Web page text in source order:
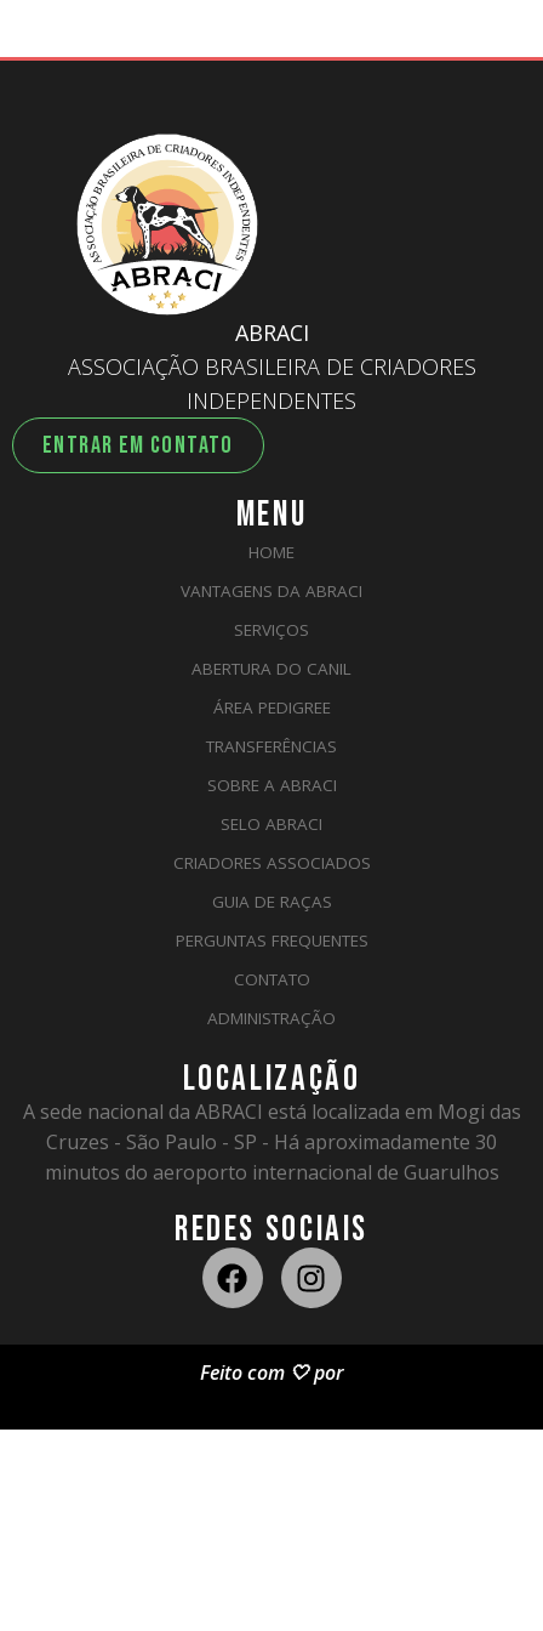
ABRACI
ASSOCIAÇÃO BRASILEIRA DE CRIADORES
INDEPENDENTES
ENTRAR EM CONTATO
MENU
HOME
VANTAGENS DA ABRACI
SERVIÇOS
ABERTURA DO CANIL
ÁREA PEDIGREE
TRANSFERÊNCIAS
SOBRE A ABRACI
SELO ABRACI
CRIADORES ASSOCIADOS
GUIA DE RAÇAS
PERGUNTAS FREQUENTES
CONTATO
ADMINISTRAÇÃO
LOCALIZAÇÃO
A sede nacional da ABRACI está localizada em Mogi das
Cruzes - São Paulo - SP - Há aproximadamente 30
minutos do aeroporto internacional de Guarulhos
REDES SOCIAIS
Feito com 🤍 por